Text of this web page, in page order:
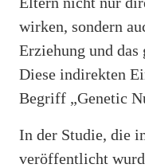
wirken, sondern
Erziehung und
Diese indirekten
Begriff „Genetic
In der Studie, die
veröffentlicht